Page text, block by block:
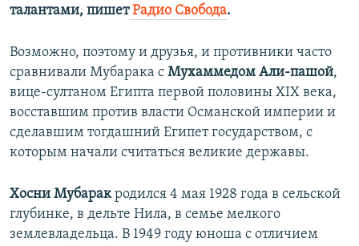
талантами, пишетРадио Свобода.
Возможно, поэтому и друзья, и противники часто
сравнивали Мубарака с Мухаммедом Али-пашой,
вице-султаном Египта первой половины XIX века,
восставшим против власти Османской империи и
сделавшим тогдашний Египет государством, с
которым начали считаться великие державы.
Хосни Мубаракродился 4 мая 1928 года в сельской
глубинке, в дельте Нила, в семье мелкого
землевладельца. В 1949 году юноша с отличием